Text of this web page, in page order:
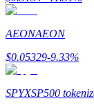
Porquinho
Ganhe
AEONAEON
$0.05329-9.33%
SPYXSP500